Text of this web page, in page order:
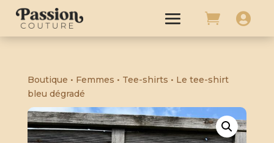


Boutique • Femmes • Tee-shirts • Le tee-shirt
bleu dégradé